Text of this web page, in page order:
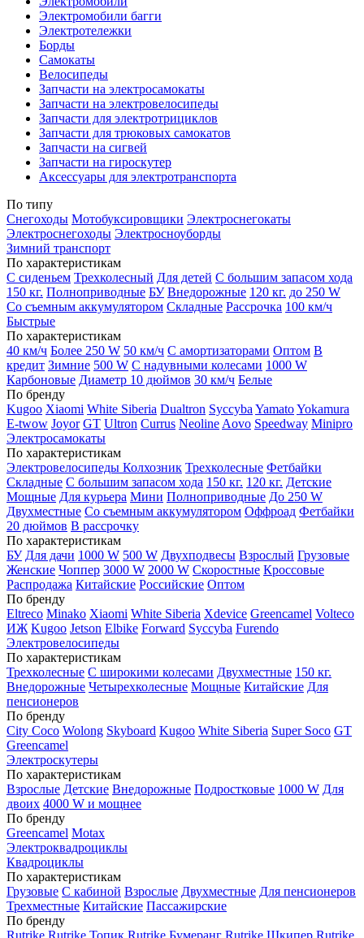
Электромобили багги
Электротележки
Борды
Самокаты
Велосипеды
Запчасти на электросамокаты
Запчасти на электровелосипеды
Запчасти для электротрициклов
Запчасти для трюковых самокатов
Запчасти на сигвей
Запчасти на гироскутер
Аксессуары для электротранспорта
По типу
Снегоходы Мотобуксировщики Электроснегокаты
Электроснегоходы Электросноуборды
Зимний транспорт
По характеристикам
С сиденьем Трехколесный Для детей С большим запасом хода
150 кг. Полноприводные БУ Внедорожные 120 кг. до 250 W
Со съемным аккумулятором Складные Рассрочка 100 км/ч
Быстрые
По характеристикам
40 км/ч Более 250 W 50 км/ч С амортизаторами Оптом В
кредит Зимние 500 W С надувными колесами 1000 W
Карбоновые Диаметр 10 дюймов 30 км/ч Белые
По бренду
Kugoo Xiaomi White Siberia Dualtron Syccyba YamatoYokamura
E-twow Joyor GT Ultron Currus Neoline Aovo Speedway Minipro
Электросамокаты
По характеристикам
Электровелосипеды Колхозник Трехколесные Фетбайки
Складные С большим запасом хода 150 кг. 120 кг. Детские
Мощные Для курьера Мини Полноприводные До 250 W
Двухместные Со съемным аккумулятором Оффроад Фетбайки
20 дюймов В рассрочку
По характеристикам
БУ Для дачи 1000 W 500 W Двухподвесы Взрослый Грузовые
Женские Чоппер 3000 W 2000 W Скоростные Кроссовые
Распродажа Китайские Российские Оптом
По бренду
Eltreco Minako Xiaomi White Siberia Xdevice Greencamel Volteco
ИЖ Kugoo Jetson Elbike Forward Syccyba Furendo
Электровелосипеды
По характеристикам
Трехколесные С широкими колесами Двухместные 150 кг.
Внедорожные Четырехколесные Мощные Китайские Для
пенсионеров
По бренду
City Coco Wolong Skyboard Kugoo White Siberia Super Soco GT
Greencamel
Электроскутеры
По характеристикам
Взрослые Детские Внедорожные Подростковые 1000 W Для
двоих 4000 W и мощнее
По бренду
Greencamel Motax
Электроквадроциклы
Квадроциклы
По характеристикам
Грузовые С кабиной Взрослые Двухместные Для пенсионеров
Трехместные Китайские Пассажирские
По бренду
Rutrike Rutrike Топик Rutrike Бумеранг Rutrike Шкипер Rutrike